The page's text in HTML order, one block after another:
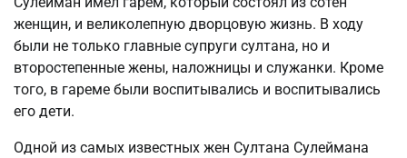
женщин, и великолепную дворцовую жизнь. В ходу
были не только главные супруги султана, но и
второстепенные жены, наложницы и служанки. Кроме
того, в гареме были воспитывались и воспитывались
его дети.
Одной из самых известных жен Султана Сулеймана